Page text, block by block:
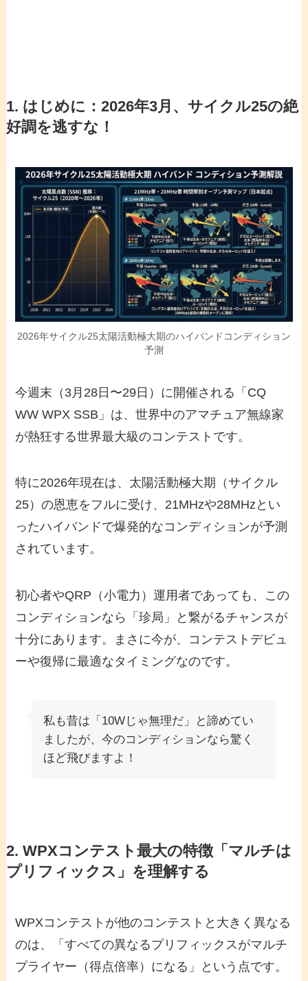
1. はじめに：2026年3月、サイクル25の絶
好調を逃すな！
2026年サイクル25太陽活動極大期のハイバンドコンディション
予測
今週末（3月28日〜29日）に開催される「CQ
WW WPX SSB」は、世界中のアマチュア無線家
が熱狂する世界最大級のコンテストです。
特に2026年現在は、太陽活動極大期（サイクル
25）の恩恵をフルに受け、21MHzや28MHzとい
ったハイバンドで爆発的なコンディションが予測
されています。
初心者やQRP（小電力）運用者であっても、この
コンディションなら「珍局」と繋がるチャンスが
十分にあります。まさに今が、コンテストデビュ
ーや復帰に最適なタイミングなのです。
私も昔は「10Wじゃ無理だ」と諦めてい
ましたが、今のコンディションなら驚く
ほど飛びますよ！
2. WPXコンテスト最大の特徴「マルチは
プリフィックス」を理解する
WPXコンテストが他のコンテストと大きく異なる
のは、「すべての異なるプリフィックスがマルチ
プライヤー（得点倍率）になる」という点です。